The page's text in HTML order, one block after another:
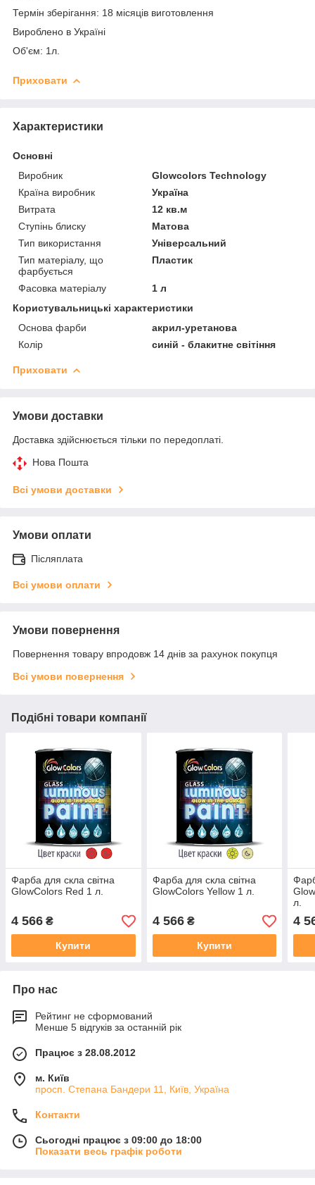
Термін зберігання: 18 місяців виготовлення
Вироблено в Україні
Об'єм: 1л.
Приховати
Характеристики
Основні
Виробник
Glowcolors Technology
Країна виробник
Україна
Витрата
12 кв.м
Ступінь блиску
Матова
Тип використання
Універсальний
Тип матеріалу, що
фарбується
Пластик
Фасовка матеріалу
1 л
Користувальницькі характеристики
Основа фарби
акрил-уретанова
Колір
синій - блакитне світіння
Приховати
Умови доставки
Доставка здійснюється тільки по передоплаті.
Нова Пошта
Всі умови доставки
Умови оплати
Післяплата
Всі умови оплати
Умови повернення
Повернення товару впродовж 14 днів за рахунок покупця
Всі умови повернення
Подібні товари компанії
Фарба для скла світна
GlowColors Red 1 л.
4 566 ₴
Купити
Фарба для скла світна
GlowColors Yellow 1 л.
4 566₴
Купити
л.
4
Про нас
Рейтинг не сформований
Менше 5 відгуків за останній рік
Працює з 28.08.2012
м. Київ
просп. Степана Бандери 11, Київ, Україна
Контакти
Сьогодні працює з 09:00 до 18:00
Показати весь графік роботи